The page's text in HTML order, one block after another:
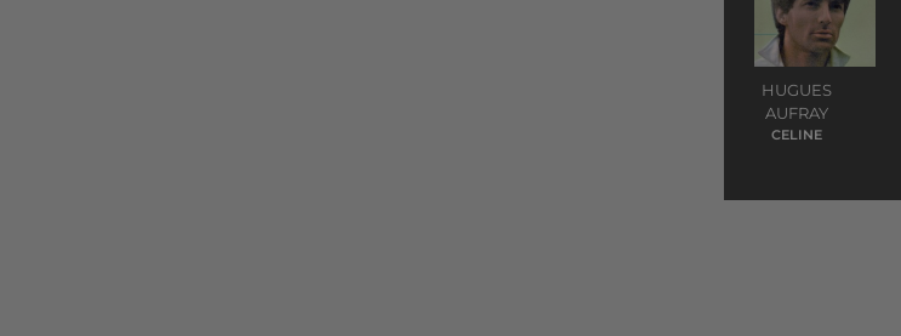
HUGUES
AUFRAY
CELINE